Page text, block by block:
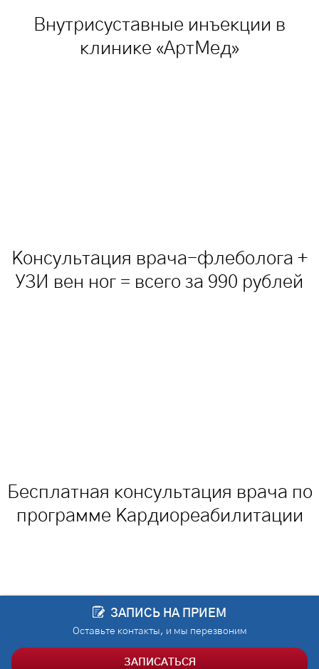
Внутрисуставные инъекции в
клинике «АртМед»
Консультация врача-флеболога +
УЗИ вен ног = всего за 990 рублей
Бесплатная консультация врача по
программе Кардиореабилитации
ЗАПИСЬ НА ПРИЕМ
Оставьте контакты, и мы перезвоним
ЗАПИСАТЬСЯ